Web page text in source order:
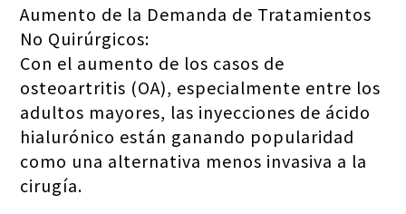
Aumento de la Demanda de Tratamientos
No Quirúrgicos:
Con el aumento de los casos de
osteoartritis (OA), especialmente entre los
adultos mayores, las inyecciones de ácido
hialurónico están ganando popularidad
como una alternativa menos invasiva a la
cirugía.